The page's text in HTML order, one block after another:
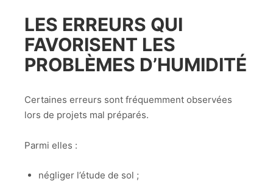
LES ERREURS QUI
FAVORISENT LES
PROBLÈMES D’HUMIDITÉ
Certaines erreurs sont fréquemment observées
lors de projets mal préparés.
Parmi elles :
négliger l’étude de sol ;